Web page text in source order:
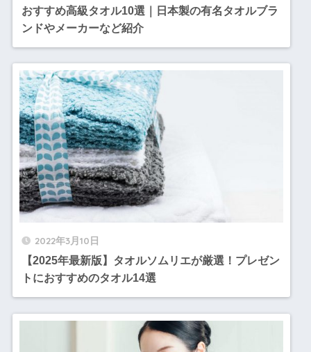
おすすめ高級タオル10選｜日本製の有名タオルブラ
ンドやメーカーなど紹介
2022年3月10日
【2025年最新版】タオルソムリエが厳選！プレゼン
トにおすすめのタオル14選